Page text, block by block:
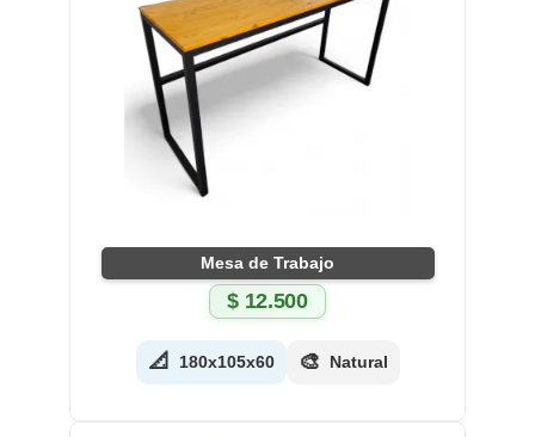
Mesa de Trabajo
$12.500
📐 180x105x60 🎨 Natural